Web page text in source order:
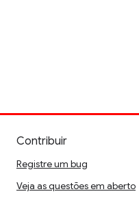
Contribuir
Registre um bug
Veja as questões em aberto